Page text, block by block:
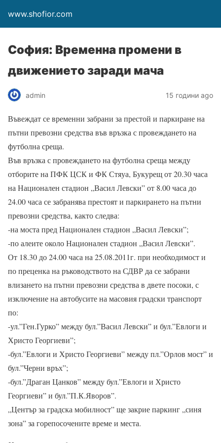
www.shofior.com
София: Временна промени в
движението заради мача
admin 15 години ago
Въвеждат се временни забрани за престой и паркиране на
пътни превозни средства във връзка с провеждането на
футболна среща.
Във връзка с провеждането на футболна среща между
отборите на ПФК ЦСК и ФК Стяуа, Букурещ от 20.30 часа
на Национален стадион „Васил Левски” от 8.00 часа до
24.00 часа се забранява престоят и паркирането на пътни
превозни средства, както следва:
-на моста пред Национален стадион „Васил Левски”;
-по алеите около Национален стадион „Васил Левски”.
От 18.30 до 24.00 часа на 25.08.2011г. при необходимост и
по преценка на ръководството на СДВР да се забрани
влизането на пътни превозни средства в двете посоки, с
изключение на автобусите на масовия градски транспорт
по:
-ул.”Ген.Гурко” между бул.”Васил Левски” и бул.”Евлоги и
Христо Георгиеви”;
-бул.”Евлоги и Христо Георгиеви” между пл.”Орлов мост” и
бул.”Черни връх”;
-бул.”Драган Цанков” между бул.”Евлоги и Христо
Георгиеви” и бул.”П.К.Яворов”.
„Център за градска мобилност” ще закрие паркинг „синя
зона” за горепосочените време и места.